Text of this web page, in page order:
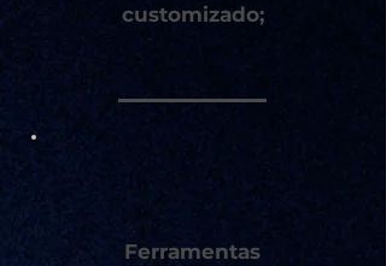
customizado;
Ferramentas